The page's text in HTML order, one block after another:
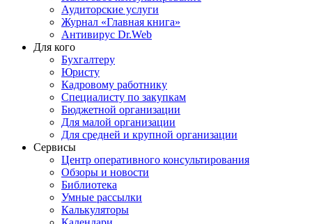
Аудиторские услуги
Журнал «Главная книга»
Антивирус Dr.Web
Для кого
Бухгалтеру
Юристу
Кадровому работнику
Специалисту по закупкам
Бюджетной организации
Для малой организации
Для средней и крупной организации
Сервисы
Центр оперативного консультирования
Обзоры и новости
Библиотека
Умные рассылки
Калькуляторы